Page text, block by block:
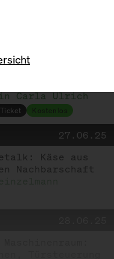
Carla Ulrich
Ticket Kostenlos
27.06.25
Käse aus
Nachbarschaft